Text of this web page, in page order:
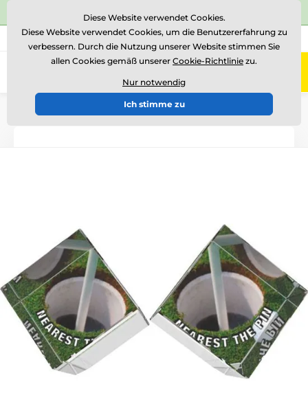
⭐Siehe 504 verifizierte Bewertungen auf
Rufen Sie uns an (Mo-Fr 15-18) +43 676 361 37 22
0
Einführung Auszeichnungen nach Thema
Diese Website verwendet Cookies.
Diese Website verwendet Cookies, um die Benutzererfahrung zu
verbessern. Durch die Nutzung unserer Website stimmen Sie
allen Cookies gemäß unserer Cookie-Richtlinie zu.
Nur notwendig
Ich stimme zu